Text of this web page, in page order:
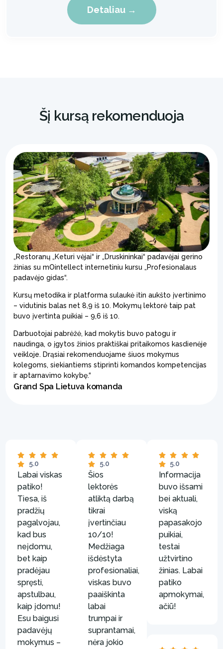
Detaliau →
Šį kursą rekomenduoja
„Restoranų „Keturi vėjai“ ir „Druskininkai“ padavėjai gerino
žinias su mOintellect internetiniu kursu „Profesionalaus
padavėjo gidas“.
Kursų metodika ir platforma sulaukė itin aukšto įvertinimo
– vidutinis balas net 8,9 iš 10. Mokymų lektorė taip pat
buvo įvertinta puikiai – 9,6 iš 10.
Darbuotojai pabrėžė, kad mokytis buvo patogu ir
naudinga, o įgytos žinios praktiškai pritaikomos kasdienėje
veikloje. Drąsiai rekomenduojame šiuos mokymus
kolegoms, siekiantiems stiprinti komandos kompetencijas
ir aptarnavimo kokybę.“
Grand Spa Lietuva komanda
5.0
Labai viskas
patiko!
Tiesa, iš
pradžių
pagalvojau,
kad bus
neįdomu,
bet kaip
pradėjau
spręsti,
apstulbau,
kaip įdomu!
Esu baigusi
padavėjų
mokymus –
5.0
Šios
lektorės
atliktą darbą
tikrai
įvertinčiau
10/10!
Medžiaga
išdėstyta
profesionaliai,
viskas buvo
paaiškinta
labai
trumpai ir
suprantamai,
nėra jokio
5.0
Informacija
buvo išsami
bei aktuali,
viską
papasakojo
puikiai,
testai
užtvirtino
žinias. Labai
patiko
apmokymai,
ačiū!